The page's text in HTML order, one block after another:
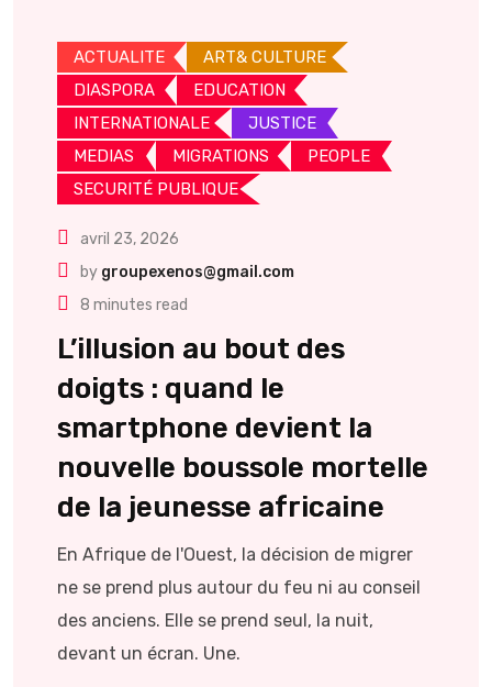
ACTUALITE
ART& CULTURE
DIASPORA
EDUCATION
INTERNATIONALE
JUSTICE
MEDIAS
MIGRATIONS
PEOPLE
SECURITÉ PUBLIQUE
avril 23, 2026
by groupexenos@gmail.com
8 minutes read
L’illusion au bout des
doigts : quand le
smartphone devient la
nouvelle boussole mortelle
de la jeunesse africaine
En Afrique de l'Ouest, la décision de migrer
ne se prend plus autour du feu ni au conseil
des anciens. Elle se prend seul, la nuit,
devant un écran. Une.